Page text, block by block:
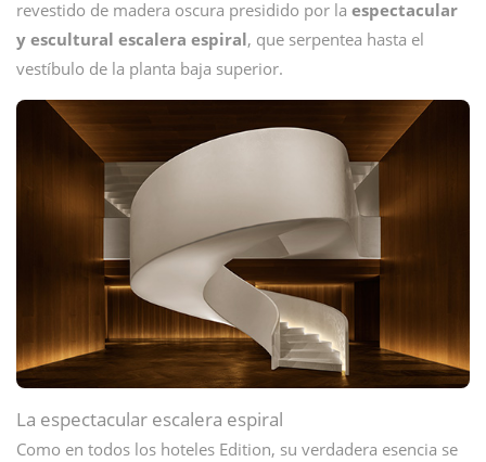
revestido de madera oscura presidido por la espectacular
y escultural escalera espiral, que serpentea hasta el
vestíbulo de la planta baja superior.
La espectacular escalera espiral
Como en todos los hoteles Edition, su verdadera esencia se